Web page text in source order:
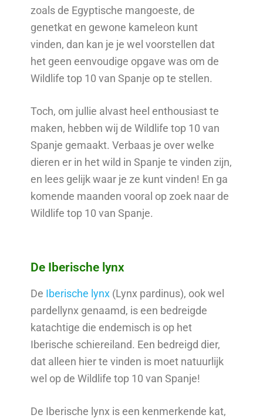
zoals de Egyptische mangoeste, de
genetkat en gewone kameleon kunt
vinden, dan kan je je wel voorstellen dat
het geen eenvoudige opgave was om de
Wildlife top 10 van Spanje op te stellen.
Toch, om jullie alvast heel enthousiast te
maken, hebben wij de Wildlife top 10 van
Spanje gemaakt. Verbaas je over welke
dieren er in het wild in Spanje te vinden zijn,
en lees gelijk waar je ze kunt vinden! En ga
komende maanden vooral op zoek naar de
Wildlife top 10 van Spanje.
De Iberische lynx
De Iberische lynx (Lynx pardinus), ook wel
pardellynx genaamd, is een bedreigde
katachtige die endemisch is op het
Iberische schiereiland. Een bedreigd dier,
dat alleen hier te vinden is moet natuurlijk
wel op de Wildlife top 10 van Spanje!
De Iberische lynx is een kenmerkende kat,